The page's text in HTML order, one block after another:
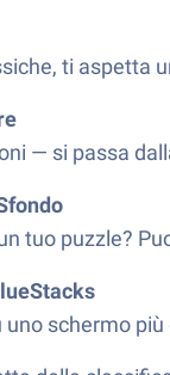
ti aspetta
— si passa
tuo puzzle?
schermo